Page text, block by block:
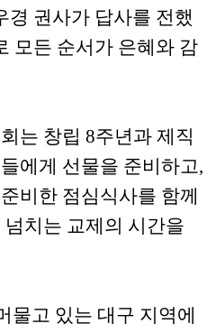
경 권사가 답사를 전했
모든 순서가 은혜와 감
는 창립 8주년과 제직
에게 선물을 준비하고,
비한 점심식사를 함께
치는 교제의 시간을
물고 있는 대구 지역에